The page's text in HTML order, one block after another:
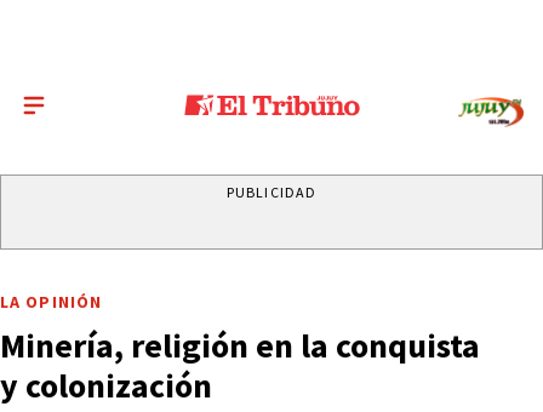
PUBLICIDAD
LA OPINIÓN
Minería, religión en la conquista
y colonización